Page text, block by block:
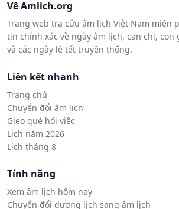
Về Amlich.org
Trang web tra cứu âm lịch Việt Nam miễn
tin chính xác về ngày âm lịch, can chi, con
và các ngày lễ tết truyền thống.
Liên kết nhanh
Trang chủ
Chuyển đổi âm lịch
Gieo quẻ hỏi việc
Lịch năm 2026
Lịch tháng 8
Tính năng
Xem âm lịch hôm nay
Chuyển đổi dương lịch sang âm lịch